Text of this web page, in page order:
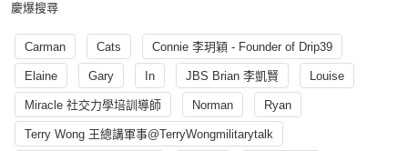
慶爆搜尋
Carman Cats Connie 李玥穎 - Founder of Drip39
Elaine Gary In JBS Brian 李凱賢 Louise
Miracle 社交力學培訓導師 Norman Ryan
Terry Wong 王總講軍事@TerryWongmilitarytalk